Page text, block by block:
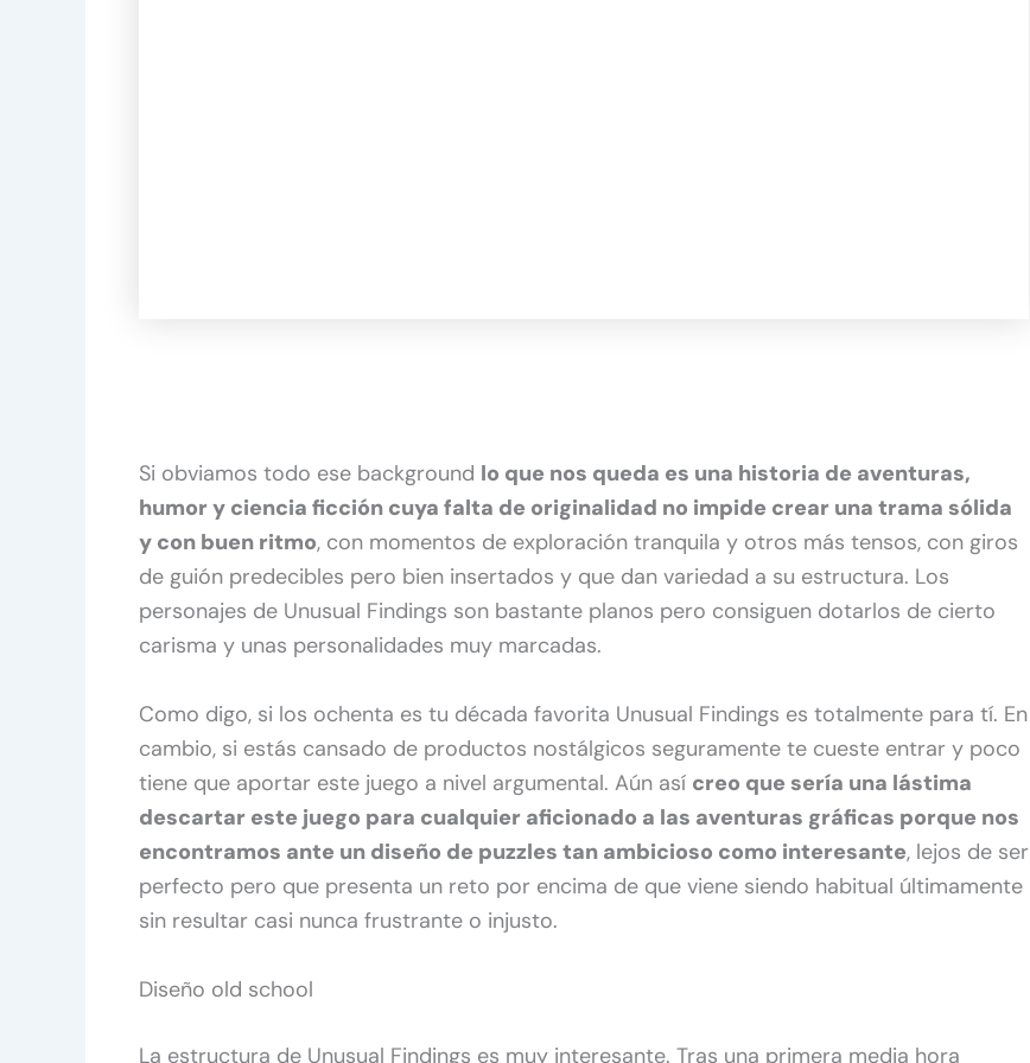
Si obviamos todo ese background lo que nos queda es una historia de aventuras,
humor y ciencia ficción cuya falta de originalidad no impide crear una trama sólida
y con buen ritmo, con momentos de exploración tranquila y otros más tensos, con giros
de guión predecibles pero bien insertados y que dan variedad a su estructura. Los
personajes de Unusual Findings son bastante planos pero consiguen dotarlos de cierto
carisma y unas personalidades muy marcadas.
Como digo, si los ochenta es tu década favorita Unusual Findings es totalmente para tí. En
cambio, si estás cansado de productos nostálgicos seguramente te cueste entrar y poco
tiene que aportar este juego a nivel argumental. Aún así creo que sería una lástima
descartar este juego para cualquier aficionado a las aventuras gráficas porque nos
encontramos ante un diseño de puzzles tan ambicioso como interesante, lejos de ser
perfecto pero que presenta un reto por encima de que viene siendo habitual últimamente
sin resultar casi nunca frustrante o injusto.
Diseño old school
La estructura de Unusual Findings es muy interesante. Tras una primera media hora